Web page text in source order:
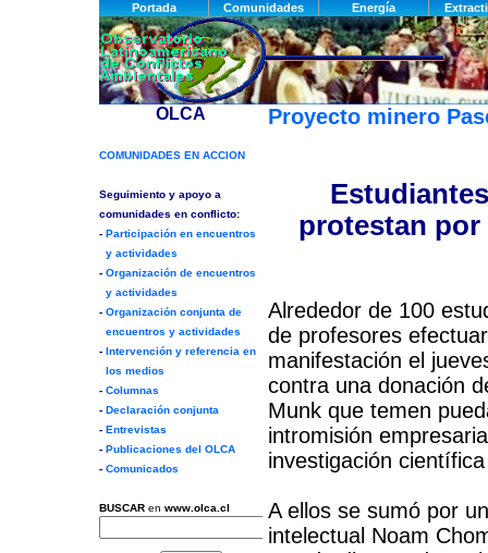
Proyecto minero
protestan por
Alrededor de 100
de profesores
manifestación el
contra una donación
Munk que temen
intromisión
investigación científica
A ellos se sumó por
intelectual Noam